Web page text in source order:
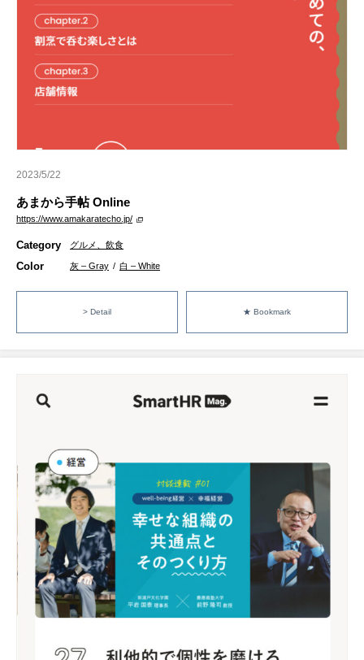
2023/5/22
あまから手帖 Online
https://www.amakaratecho.jp/
Category グルメ、飲食
Color 灰 – Gray / 白 – White
> Detail ★ Bookmark